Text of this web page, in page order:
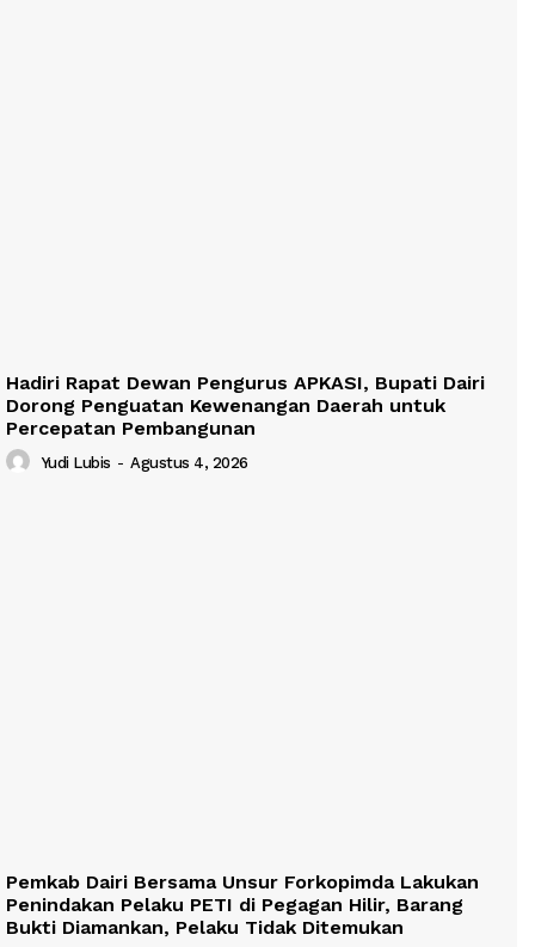
Hadiri Rapat Dewan Pengurus APKASI, Bupati Dairi
Dorong Penguatan Kewenangan Daerah untuk
Percepatan Pembangunan
Yudi Lubis - Agustus 4, 2026
Pemkab Dairi Bersama Unsur Forkopimda Lakukan
Penindakan Pelaku PETI di Pegagan Hilir, Barang
Bukti Diamankan, Pelaku Tidak Ditemukan